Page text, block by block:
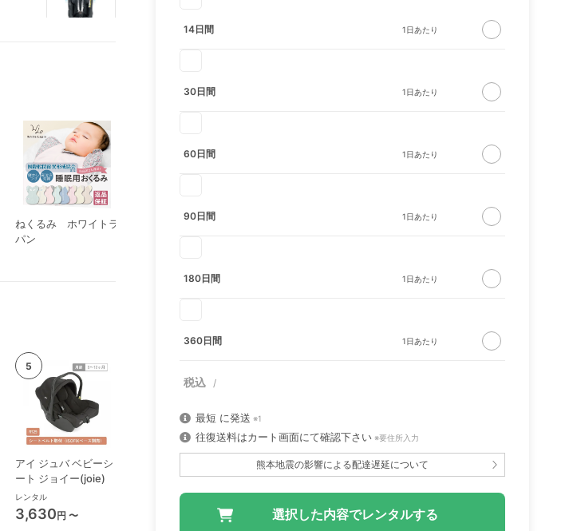
14日間
30日間
60日間
90日間
180日間
360日間
最短 に発送 ※1
往復送料はカート画面にて確認下さい ※要住所入力
熊本地震の影響による配達遅延について
ねくるみ ホワイトラ
パン
ルンバ 105 Combo ロ
バウンサー ブリス ベ
アイ ジュバ ベビーシ
ート ジョイー(joie)
レンタル
3,630円 〜
ニアシート ジョイー
レジェプラス ネクス
ト キャノピー チャイ
ルドシート 西松屋
7,370円 〜
クルムーヴ スマート
ISOFIX エッグショッ
ク JL-590 コンビ
(Combi) チャイルド
シート
10,208円 〜